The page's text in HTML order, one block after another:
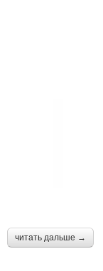
читать дальше →